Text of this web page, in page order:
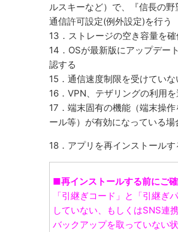
ルスキーなど）で、『信長の
通信許可設定(例外設定)を行う
13．ストレージの空き容量を確
14．OSが最新版にアップデー
認する
15．通信速度制限を受けてい
16．VPN、テザリングの利用を
17．端末固有の機能（端末操
ール等）が有効になっている場
18．アプリを再インストールす
■再インストールする前にご
「引継ぎコード」と「引継ぎ
していない、もしくはSNS連
バックアップを取っていない